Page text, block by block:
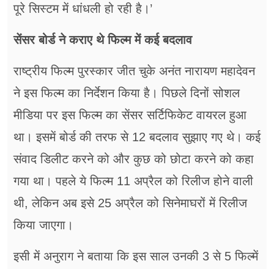
पूरे सिस्टम में धांधली हो रही है।’
सेंसर बोर्ड ने कराए थे फिल्म में कई बदलाव
राष्ट्रीय फिल्म पुरस्कार जीत चुके अनंत नारायण महादेवन
ने इस फिल्म का निर्देशन किया है। पिछले दिनों सोशल
मीडिया पर इस फिल्म का सेंसर सर्टिफिकेट वायरल हुआ
था। इसमें बोर्ड की तरफ से 12 बदलाव सुझाए गए थे। कई
संवाद डिलीट करने को और कुछ को छोटा करने को कहा
गया था। पहले ये फिल्म 11 अप्रैल को रिलीज होने वाली
थी, लेकिन अब इसे 25 अप्रैल को सिनेमाघरों में रिलीज
किया जाएगा।
इसी में अनुराग ने बताया कि इस साल उनकी 3 से 5 फिल्में